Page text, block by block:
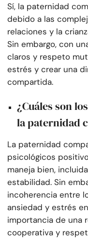
Sí, la paternidad
debido a las
relaciones y la
Sin embargo, con
claros y respeto
estrés y crear una
compartida.
¿Cuáles son
la paternidad
La paternidad
psicológicos
maneja bien,
estabilidad. Sin
incoherencia entre
ansiedad y estrés
importancia de una
cooperativa y